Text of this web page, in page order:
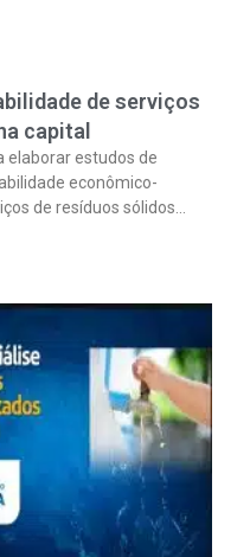
de serviços
capital
elaborar estudos de
econômico-
de resíduos sólidos
Municipal de